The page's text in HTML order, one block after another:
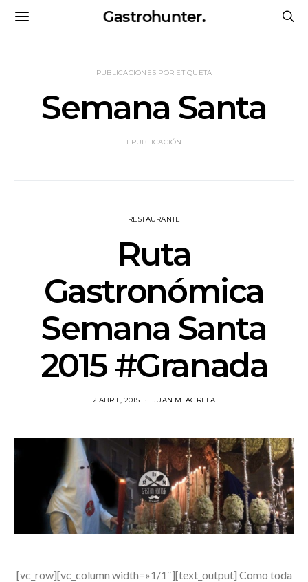
Gastrohunter.
PUBLICACIONES POR ETIQUETA
Semana Santa
1 PUBLICACIÓN
RESTAURANTE
Ruta
Gastronómica
Semana Santa
2015 #Granada
2 ABRIL, 2015 JUAN M. AGRELA
[vc_row][vc_column width=»1/1″][text_output] Como toda